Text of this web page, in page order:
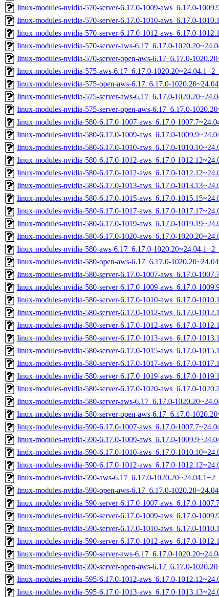
linux-modules-nvidia-570-server-6.17.0-1009-aws_6.17.0-
linux-modules-nvidia-570-server-6.17.0-1010-aws_6.17.0-
linux-modules-nvidia-570-server-6.17.0-1012-aws_6.17.0-
linux-modules-nvidia-570-server-aws-6.17_6.17.0-
linux-modules-nvidia-570-server-open-aws-6.17_6.17.0-
linux-modules-nvidia-575-aws-6.17_6.17.0-
linux-modules-nvidia-575-open-aws-6.17_6.17.0-
linux-modules-nvidia-575-server-aws-6.17_6.17.0-
linux-modules-nvidia-575-server-open-aws-6.17_6.17.0-
linux-modules-nvidia-580-6.17.0-1007-aws_6.17.0-
linux-modules-nvidia-580-6.17.0-1009-aws_6.17.0-
linux-modules-nvidia-580-6.17.0-1010-aws_6.17.0-
linux-modules-nvidia-580-6.17.0-1012-aws_6.17.0-
linux-modules-nvidia-580-6.17.0-1012-aws_6.17.0-
linux-modules-nvidia-580-6.17.0-1013-aws_6.17.0-
linux-modules-nvidia-580-6.17.0-1015-aws_6.17.0-
linux-modules-nvidia-580-6.17.0-1017-aws_6.17.0-
linux-modules-nvidia-580-6.17.0-1019-aws_6.17.0-
linux-modules-nvidia-580-6.17.0-1020-aws_6.17.0-
linux-modules-nvidia-580-aws-6.17_6.17.0-
linux-modules-nvidia-580-open-aws-6.17_6.17.0-
linux-modules-nvidia-580-server-6.17.0-1007-aws_6.17.0-
linux-modules-nvidia-580-server-6.17.0-1009-aws_6.17.0-
linux-modules-nvidia-580-server-6.17.0-1010-aws_6.17.0-
linux-modules-nvidia-580-server-6.17.0-1012-aws_6.17.0-
linux-modules-nvidia-580-server-6.17.0-1012-aws_6.17.0-
linux-modules-nvidia-580-server-6.17.0-1013-aws_6.17.0-
linux-modules-nvidia-580-server-6.17.0-1015-aws_6.17.0-
linux-modules-nvidia-580-server-6.17.0-1017-aws_6.17.0-
linux-modules-nvidia-580-server-6.17.0-1019-aws_6.17.0-
linux-modules-nvidia-580-server-6.17.0-1020-aws_6.17.0-
linux-modules-nvidia-580-server-aws-6.17_6.17.0-
linux-modules-nvidia-580-server-open-aws-6.17_6.17.0-
linux-modules-nvidia-590-6.17.0-1007-aws_6.17.0-
linux-modules-nvidia-590-6.17.0-1009-aws_6.17.0-
linux-modules-nvidia-590-6.17.0-1010-aws_6.17.0-
linux-modules-nvidia-590-6.17.0-1012-aws_6.17.0-
linux-modules-nvidia-590-aws-6.17_6.17.0-
linux-modules-nvidia-590-open-aws-6.17_6.17.0-
linux-modules-nvidia-590-server-6.17.0-1007-aws_6.17.0-
linux-modules-nvidia-590-server-6.17.0-1009-aws_6.17.0-
linux-modules-nvidia-590-server-6.17.0-1010-aws_6.17.0-
linux-modules-nvidia-590-server-6.17.0-1012-aws_6.17.0-
linux-modules-nvidia-590-server-aws-6.17_6.17.0-
linux-modules-nvidia-590-server-open-aws-6.17_6.17.0-
linux-modules-nvidia-595-6.17.0-1012-aws_6.17.0-
linux-modules-nvidia-595-6.17.0-1013-aws_6.17.0-